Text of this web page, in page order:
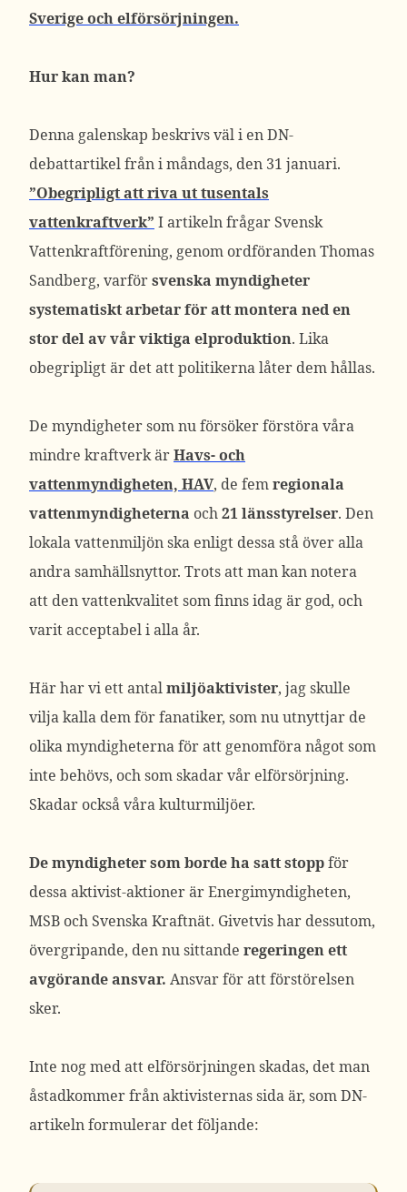
Sverige och elförsörjningen.
Hur kan man?
Denna galenskap beskrivs väl i en DN-
debattartikel från i måndags, den 31 januari.
”Obegripligt att riva ut tusentals
vattenkraftverk” I artikeln frågar Svensk
Vattenkraftförening, genom ordföranden Thomas
Sandberg, varförsvenska myndigheter
systematiskt arbetar för att montera ned en
stor del av vår viktiga elproduktion. Lika
obegripligt är det att politikerna låter dem hållas.
De myndigheter som nu försöker förstöra våra
mindre kraftverk ärHavs- och
vattenmyndigheten, HAV, de femregionala
vattenmyndigheterna och21 länsstyrelser. Den
lokala vattenmiljön ska enligt dessa stå över alla
andra samhällsnyttor. Trots att man kan notera
att den vattenkvalitet som finns idag är god, och
varit acceptabel i alla år.
Här har vi ett antalmiljöaktivister, jag skulle
vilja kalla dem för fanatiker, som nu utnyttjar de
olika myndigheterna för att genomföra något som
inte behövs, och som skadar vår elförsörjning.
Skadar också våra kulturmiljöer.
De myndigheter som borde ha satt stoppför
dessa aktivist-aktioner är Energimyndigheten,
MSB och Svenska Kraftnät. Givetvis har dessutom,
övergripande, den nu sittande regeringen ett
avgörande ansvar. Ansvar för att förstörelsen
sker.
Inte nog med att elförsörjningen skadas, det man
åstadkommer från aktivisternas sida är, som DN-
artikeln formulerar det följande: